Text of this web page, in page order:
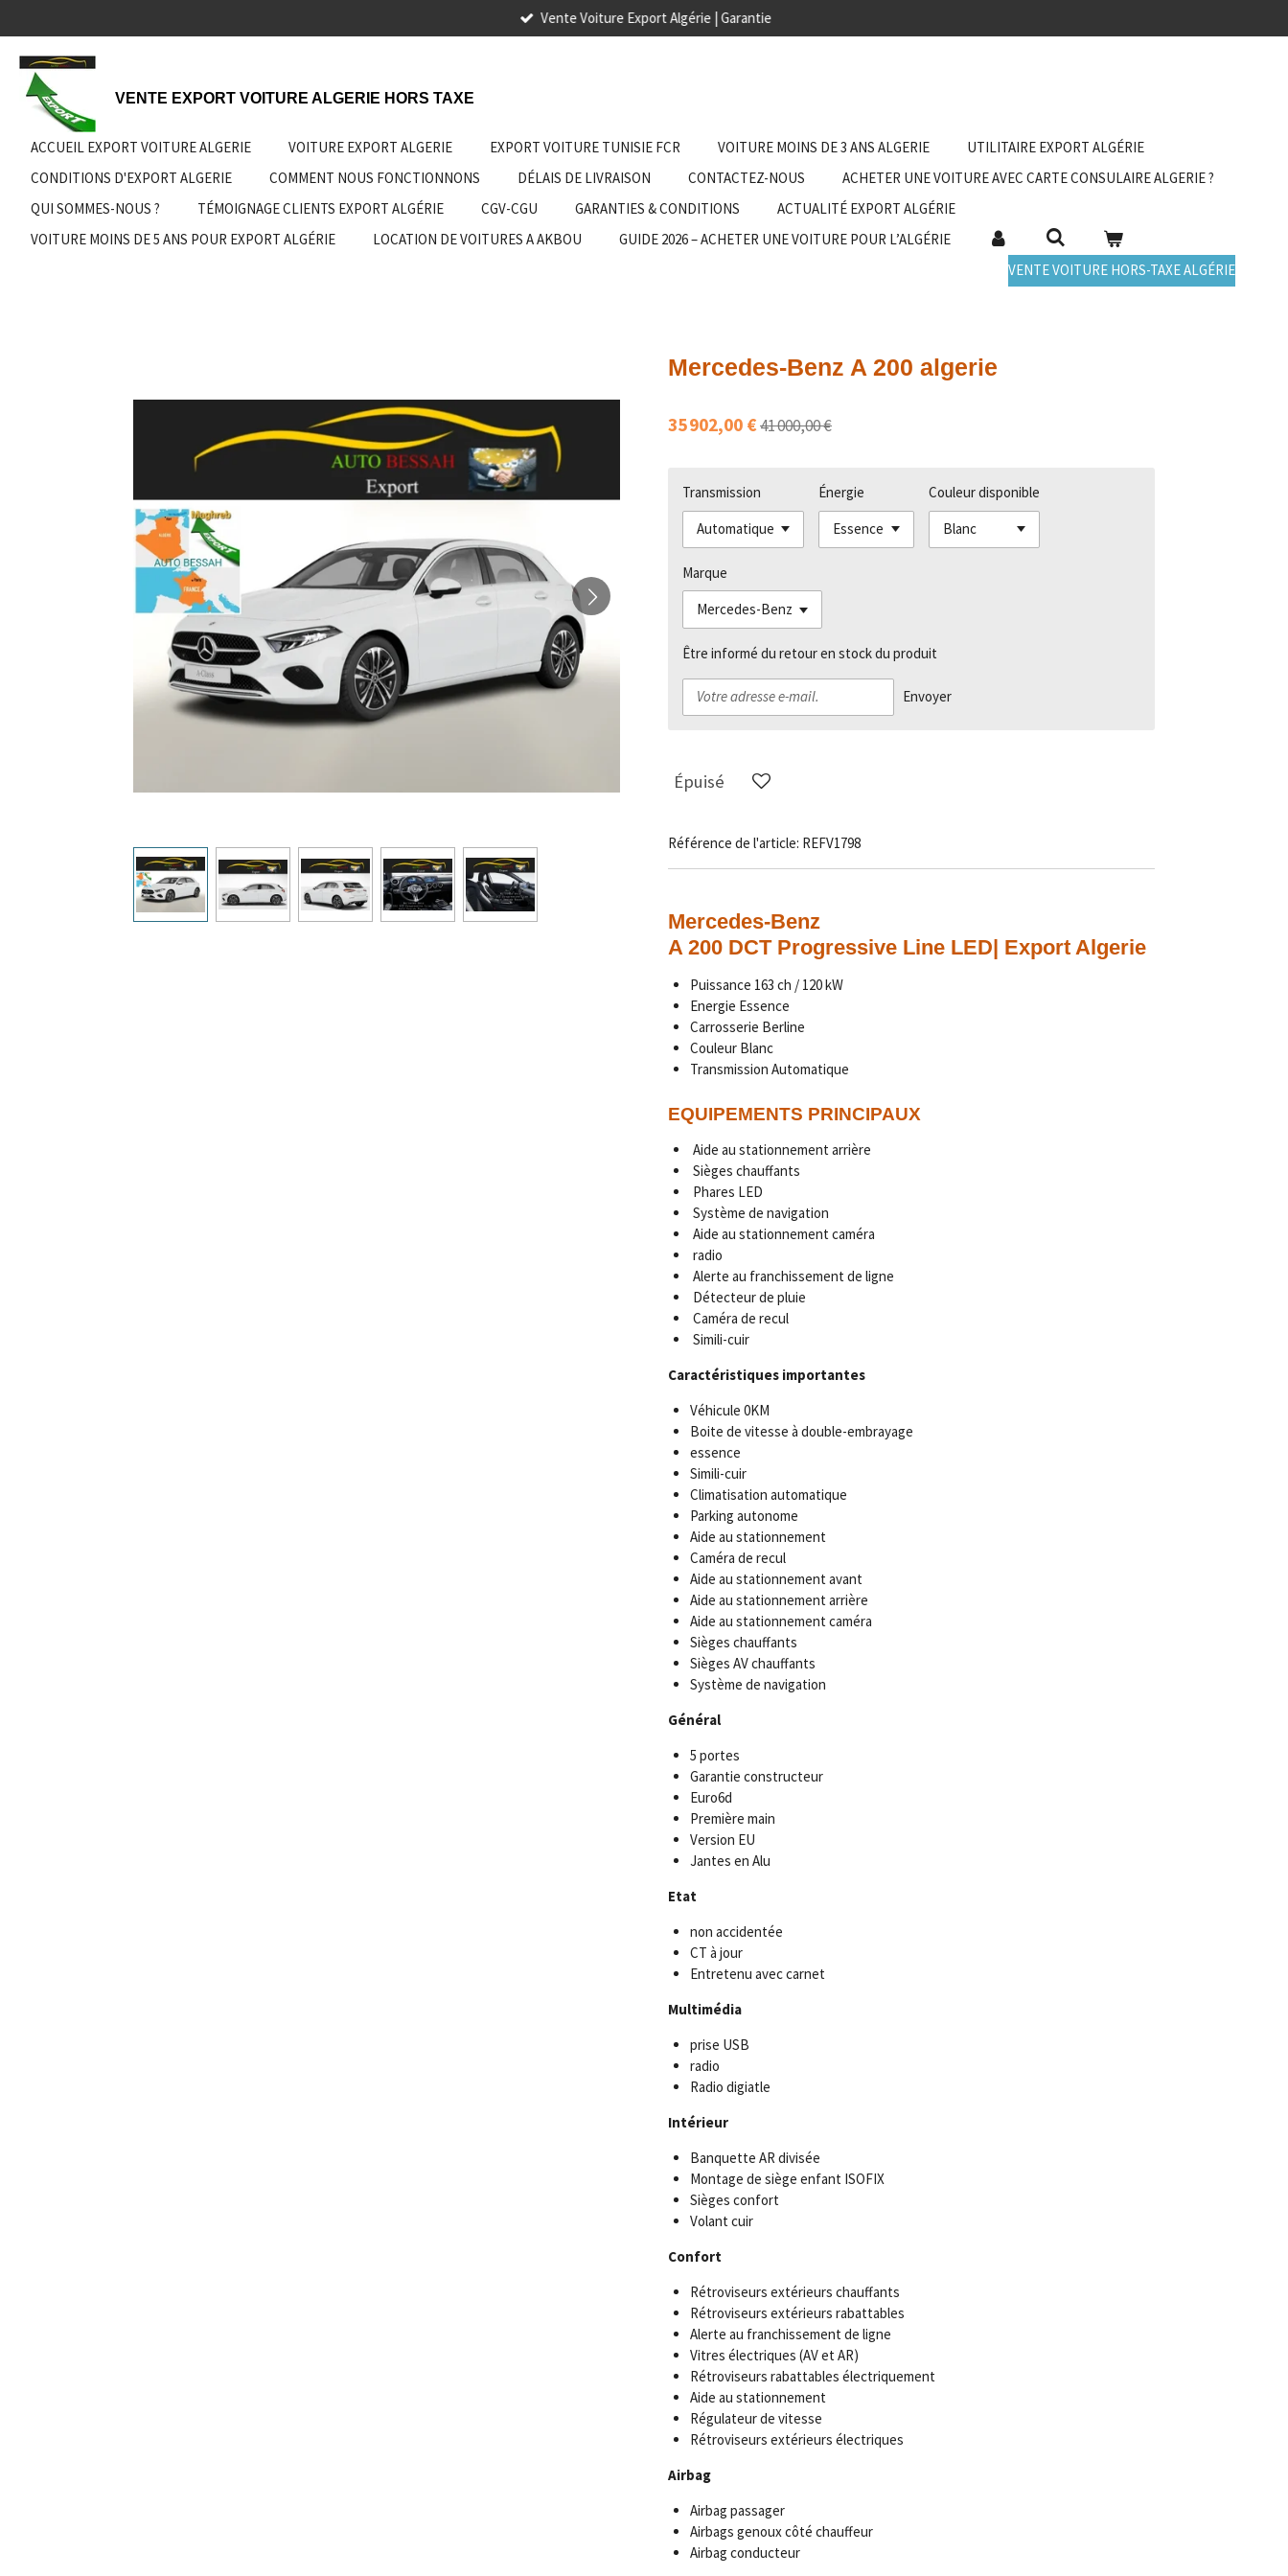
au
contenu
principal
Vente Voiture Export Algérie | Garantie
VENTE EXPORT VOITURE ALGERIE HORS TAXE
ACCUEIL EXPORT VOITURE ALGERIE VOITURE EXPORT ALGERIE EXPORT VOITURE TUNISIE FCR VOITURE MOINS DE 3 ANS ALGERIE
UTILITAIRE EXPORT ALGÉRIE
CONDITIONS D'EXPORT ALGERIE
COMMENT NOUS FONCTIONNONS DÉLAIS DE LIVRAISON CONTACTEZ-NOUS
ACHETER UNE VOITURE AVEC CARTE CONSULAIRE ALGERIE ?
QUI SOMMES-NOUS ?
TÉMOIGNAGE CLIENTS EXPORT ALGÉRIE CGV-CGU GARANTIES & CONDITIONS
ACTUALITÉ EXPORT ALGÉRIE
VOITURE MOINS DE 5 ANS POUR EXPORT ALGÉRIE
LOCATION DE VOITURES A AKBOU
GUIDE 2026 – ACHETER UNE VOITURE POUR L’ALGÉRIE
VENTE VOITURE HORS-TAXE ALGÉRIE
Mercedes-Benz A 200 algerie
35 902,00 €41 000,00 €
Transmission Énergie Couleur disponible
Marque
Être informé du retour en stock du produit
Envoyer
Épuisé
Référence de l'article: REFV1798
Mercedes-Benz
A 200 DCT Progressive Line LED| Export Algerie
Puissance 163 ch / 120 kW
Energie Essence
Carrosserie Berline
Couleur Blanc
Transmission Automatique
EQUIPEMENTS PRINCIPAUX
Aide au stationnement arrière
Sièges chauffants
Phares LED
Système de navigation
Aide au stationnement caméra
radio
Alerte au franchissement de ligne
Détecteur de pluie
Caméra de recul
Simili-cuir
Caractéristiques importantes
Véhicule 0KM
Boite de vitesse à double-embrayage
essence
Simili-cuir
Climatisation automatique
Parking autonome
Aide au stationnement
Caméra de recul
Aide au stationnement avant
Aide au stationnement arrière
Aide au stationnement caméra
Sièges chauffants
Sièges AV chauffants
Système de navigation
Général
5 portes
Garantie constructeur
Euro6d
Première main
Version EU
Jantes en Alu
Etat
non accidentée
CT à jour
Entretenu avec carnet
Multimédia
prise USB
radio
Radio digiatle
Intérieur
Banquette AR divisée
Montage de siège enfant ISOFIX
Sièges confort
Volant cuir
Confort
Rétroviseurs extérieurs chauffants
Rétroviseurs extérieurs rabattables
Alerte au franchissement de ligne
Vitres électriques (AV et AR)
Rétroviseurs rabattables électriquement
Aide au stationnement
Régulateur de vitesse
Rétroviseurs extérieurs électriques
Airbag
Airbag passager
Airbags genoux côté chauffeur
Airbag conducteur